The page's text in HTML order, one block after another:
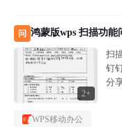
问 鸿蒙版wps 扫描功能
2+
扫
钉
分
WPS移动办公